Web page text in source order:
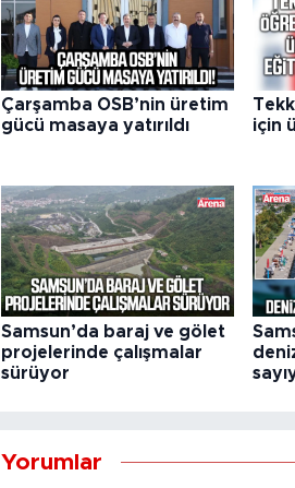
Çarşamba OSB’nin üretim
gücü masaya yatırıldı
için
Samsun’da baraj ve gölet
projelerinde çalışmalar
sürüyor
Yorumlar